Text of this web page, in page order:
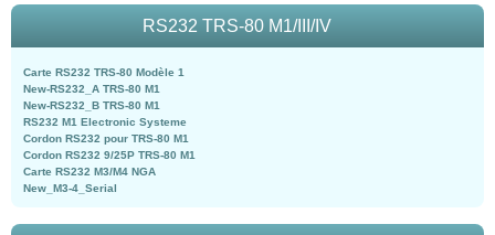
RS232 TRS-80 M1/III/IV
Carte RS232 TRS-80 Modèle 1
New-RS232_A TRS-80 M1
New-RS232_B TRS-80 M1
RS232 M1 Electronic Systeme
Cordon RS232 pour TRS-80 M1
Cordon RS232 9/25P TRS-80 M1
Carte RS232 M3/M4 NGA
New_M3-4_Serial